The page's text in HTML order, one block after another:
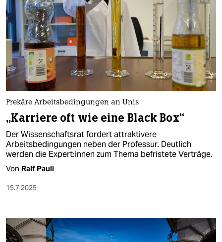
Prekäre Arbeitsbedingungen an Unis
„Karriere oft wie eine Black Box“
Der Wissenschaftsrat fordert attraktivere
Arbeitsbedingungen neben der Professur. Deutlich
werden die Ex­per­t:in­nen zum Thema befristete Verträge.
Von Ralf Pauli
15.7.2025